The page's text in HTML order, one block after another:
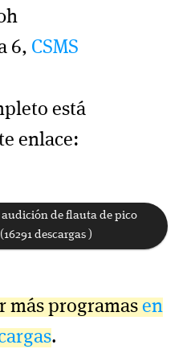
6, CSMS
está
enlace:
audición de flauta de pico
descargas )
más programasen
.